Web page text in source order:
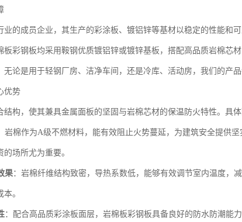
业的成员企业，其生产的彩涂板、镀铝锌等基材以稳定的性能和
板彩钢板均采用鞍钢优质镀铝锌或镀锌基板，搭配高品质岩棉芯
无论是用于轻钢厂房、洁净车间，还是冷库、活动房，我们的产品
优势
结构，使其兼具金属面板的坚固与岩棉芯材的保温防火特性。具
岩棉作为A级不燃材料，能有效阻止火势蔓延，为建筑安全提供
场所尤为重要。
果：岩棉纤维结构致密，导热系数低，能够有效调节室内温度，
。
：配合高品质彩涂板面层，岩棉板彩钢板具备良好的防水防潮能